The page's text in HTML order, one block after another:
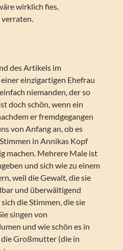
wirklich fies,
des Artikels im
einzigartigen Ehefrau
niemanden, der so
doch schön, wenn ein
er fremdgegangen
von Anfang an, ob es
in Annikas Kopf
machen. Mehrere Male ist
und sich wie zu einem
weil die Gewalt, die sie
und überwältigend
die Stimmen, die sie
singen von
und wie schön es in
die Großmutter (die in